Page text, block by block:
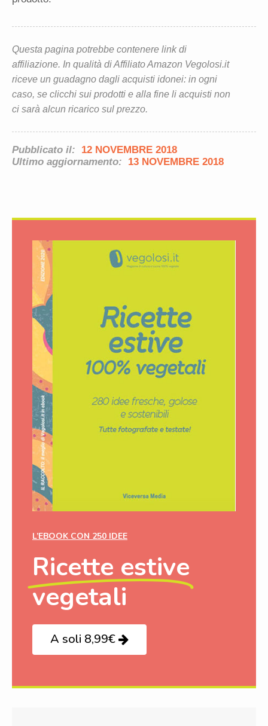
Questa pagina potrebbe contenere link di
affiliazione. In qualità di Affiliato Amazon Vegolosi.it
riceve un guadagno dagli acquisti idonei: in ogni
caso, se clicchi sui prodotti e alla fine li acquisti non
ci sarà alcun ricarico sul prezzo.
Pubblicato il:
12 NOVEMBRE 2018
Ultimo aggiornamento:
13 NOVEMBRE 2018
L’EBOOK CON 250 IDEE
Ricette estive
vegetali
A soli 8,99€